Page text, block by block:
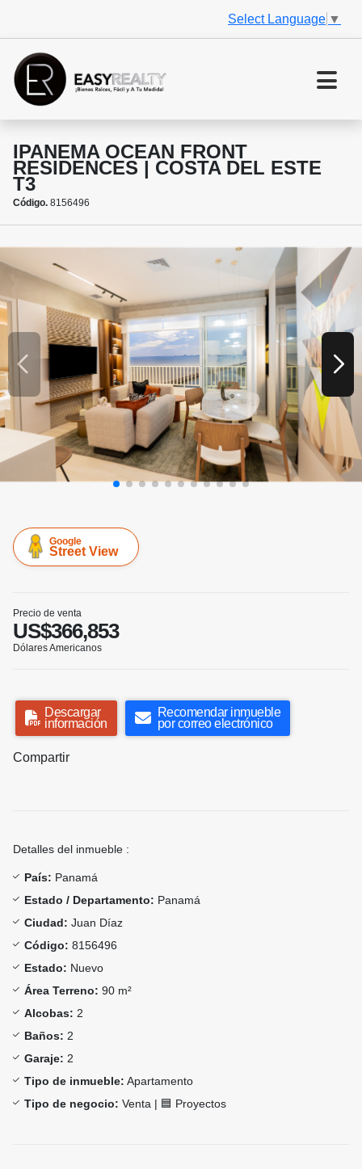
Select Language ▼
IPANEMA OCEAN FRONT
RESIDENCES | COSTA DEL ESTE
T3
Código. 8156496
Google
Street View
Precio de venta
US$366,853
Dólares Americanos
Descargar
información
Recomendar inmueble
por correo electrónico
Compartir
Detalles del inmueble :
País: Panamá
Estado / Departamento: Panamá
Ciudad: Juan Díaz
Código: 8156496
Estado: Nuevo
Área Terreno: 90 m²
Alcobas: 2
Baños: 2
Garaje: 2
Tipo de inmueble: Apartamento
Tipo de negocio: Venta | 🟦 Proyectos